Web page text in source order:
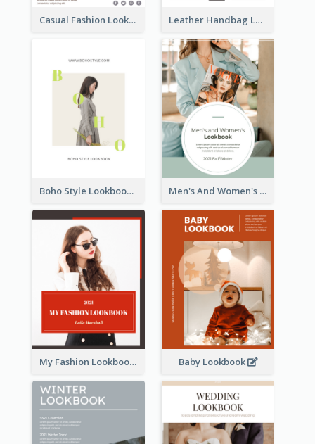
Casual Fashion Lookbook Leather Handbag Lookbook
Boho Style Lookbook Men's And Women's Lookbook
My Fashion Lookbook Baby Lookbook